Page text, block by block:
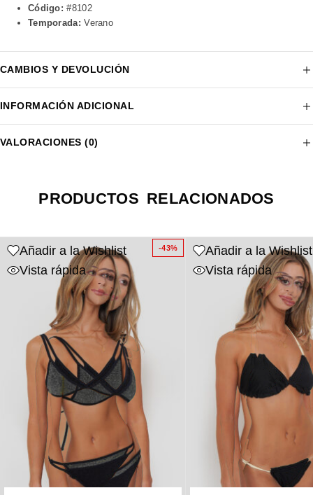
Código: #8102
Temporada: Verano
CAMBIOS Y DEVOLUCIÓN
INFORMACIÓN ADICIONAL
VALORACIONES (0)
PRODUCTOS RELACIONADOS
-43%
Añadir a la Wishlist
Vista rápida
Añadir a la Wishlist
Vista rápida